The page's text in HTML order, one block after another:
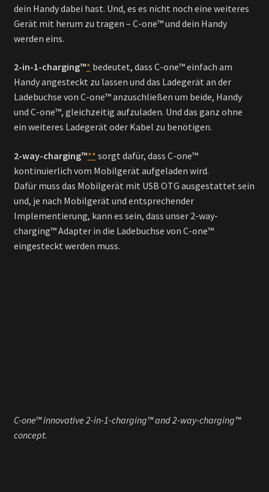
dein Handy dabei hast. Und, es es nicht noch eine weiteres
Gerät mit herum zu tragen – C-one™ und dein Handy
werden eins.
2-in-1-charging™* bedeutet, dass C-one™ einfach am
Handy angesteckt zu lassen und das Ladegerät an der
Ladebuchse von C-one™ anzuschließen um beide, Handy
und C-one™, gleichzeitig aufzuladen. Und das ganz ohne
ein weiteres Ladegerät oder Kabel zu benötigen.
2-way-charging™** sorgt dafür, dass C-one™
kontinuierlich vom Mobilgerät aufgeladen wird.
Dafür muss das Mobilgerät mit USB OTG ausgestattet sein
und, je nach Mobilgerät und entsprechender
Implementierung, kann es sein, dass unser 2-way-
charging™ Adapter in die Ladebuchse von C-one™
eingesteckt werden muss.
C-one™ innovative 2-in-1-charging™ and 2-way-charging™
concept.